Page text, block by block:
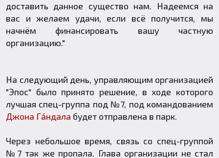
доставить данное существо нам. Надеемся на
вас и желаем удачи, если всё получится, мы
начнём финансировать вашу частную
организацию."
На следующий день, управляющим организацией
"Эпос" было принято решение, в ходе которого
лучшая спец-группа под №7, под командованием
Джона Гáндала будет отправлена в парк.
Через небольшое время, связь со спец-группой
№7 так же пропала. Глава организации не стал